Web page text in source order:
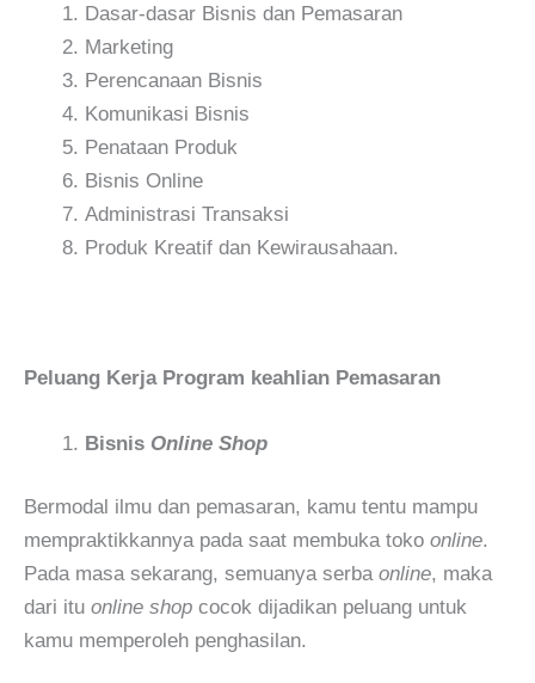
Dasar-dasar Bisnis dan Pemasaran
Marketing
Perencanaan Bisnis
Komunikasi Bisnis
Penataan Produk
Bisnis Online
Administrasi Transaksi
Produk Kreatif dan Kewirausahaan.
Peluang Kerja Program keahlian Pemasaran
Bisnis Online Shop
Bermodal ilmu dan pemasaran, kamu tentu mampu
mempraktikkannya pada saat membuka toko online.
Pada masa sekarang, semuanya serba online, maka
dari itu online shop cocok dijadikan peluang untuk
kamu memperoleh penghasilan.